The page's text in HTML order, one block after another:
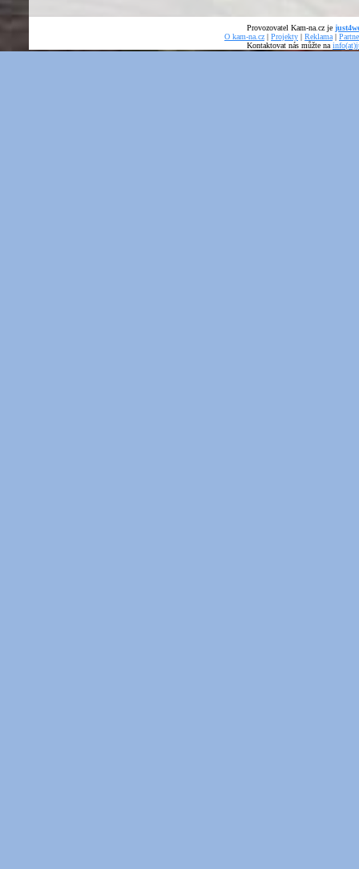
Provozovatel Kam-na.cz je
O kam-na.cz | Projekty | Reklama |
Kontaktovat nás můžte na